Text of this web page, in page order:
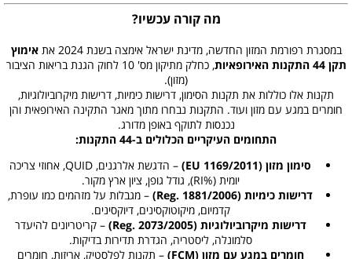
מה קורה עכשיו?
במסגרת רפורמת המזון החדשה, מדינת ישראל אימצה בשנת 2024 את
אימוץ
תקן 44 התקנות האירופאיות
, כחלק מתיקון מס' 10 לחוק הגנת בריאות הציבור
(מזון).
תקנות אלו כוללות את תקנות הסימון, דרישות כימיות, דרישות מיקרוביולוגיות,
חומרים במגע עם מזון ועוד. התקנות נבחרו מתוך מאגר התקינה האירופאית והן
נכנסות לתוקף באופן מדורג.
התחומים העיקריים הכלולים ב-44 התקנות:
סימון מזון (EU 1169/2011)
– הדגשת אלרגנים, QUID, אחוזי צריכה
יומית (%RI), גודל גופן, ציון ארץ מקור.
דרישות כימיות (Reg. 1881/2006)
– מגבלות על מזהמים כמו עופרת,
קדמיום, מיקוטוקסינים, דיוקסינים.
דרישות מיקרוביולוגיות (Reg. 2073/2005)
– קריטריונים להיעדר
סלמונלה, ליסטריה, הגדרת תדירות בדיקות.
חומרים במגע עם מזון (FCM)
– תקנות לפלסטיק, אריזות, חומרים